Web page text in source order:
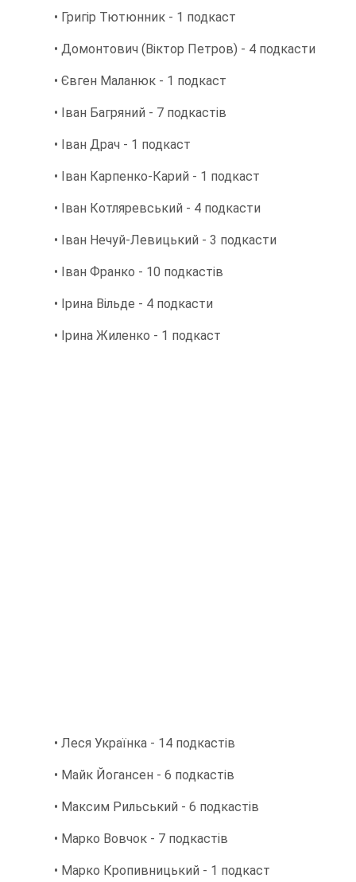
• Григір Тютюнник - 1 подкаст
• Домонтович (Віктор Петров) - 4 подкасти
• Євген Маланюк - 1 подкаст
• Іван Багряний - 7 подкастів
• Іван Драч - 1 подкаст
• Іван Карпенко-Карий - 1 подкаст
• Іван Котляревський - 4 подкасти
• Іван Нечуй-Левицький - 3 подкасти
• Іван Франко - 10 подкастів
• Ірина Вільде - 4 подкасти
• Ірина Жиленко - 1 подкаст
• Леся Українка - 14 подкастів
• Майк Йогансен - 6 подкастів
• Максим Рильський - 6 подкастів
• Марко Вовчок - 7 подкастів
• Марко Кропивницький - 1 подкаст